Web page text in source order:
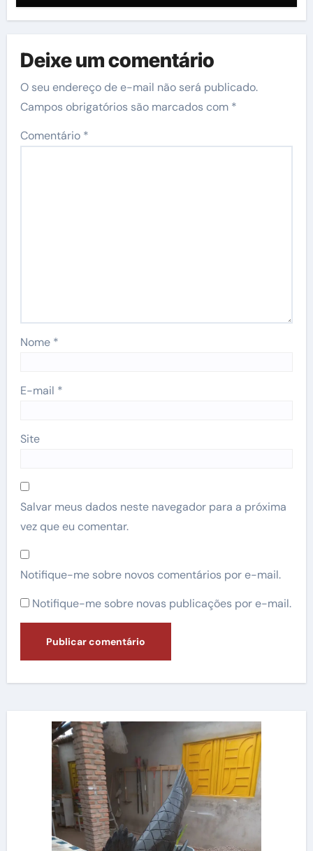
Deixe um comentário
O seu endereço de e-mail não será publicado.
Campos obrigatórios são marcados com *
Comentário *
Nome *
E-mail *
Site
Salvar meus dados neste navegador para a próxima
vez que eu comentar.
Notifique-me sobre novos comentários por e-mail.
Notifique-me sobre novas publicações por e-mail.